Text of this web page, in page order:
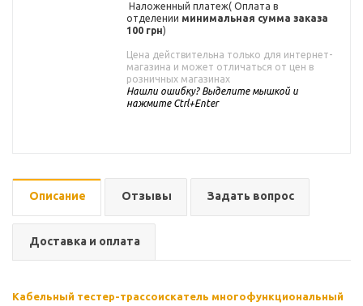
Наложенный платеж( Оплата в
отделении минимальная сумма заказа
100 грн)
Цена действительна только для интернет-
магазина и может отличаться от цен в
розничных магазинах
Нашли ошибку? Выделите мышкой и
нажмите Ctrl+Enter
Описание Отзывы Задать вопрос
Доставка и оплата
Кабельный тестер-трассоискатель многофункциональный